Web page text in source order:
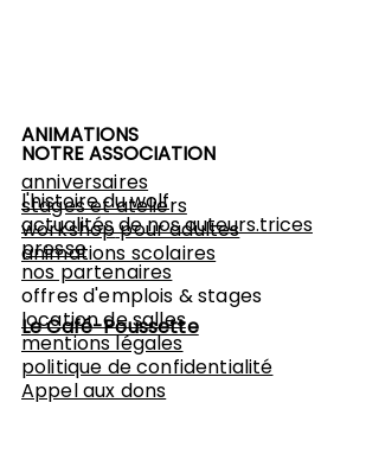
ANIMATIONS
anniversaires
stages et ateliers
workshoppour adultes
animations scolaires
Le Café-Poussette
NOTRE ASSOCIATION
l'histoire du wolf
actualités de nos auteurs.trices
presse
nos partenaires
offres d'emplois & stages
location de salles
mentions légales
politique de confidentialité
Appel aux dons